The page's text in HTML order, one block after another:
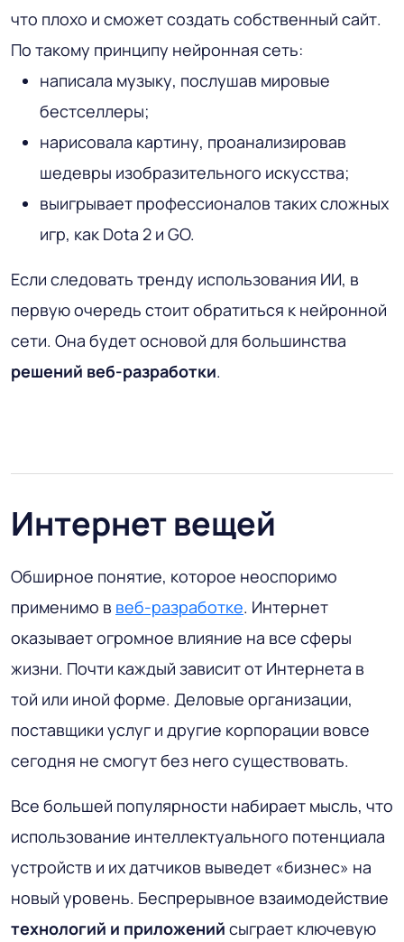
что плохо и сможет создать собственный сайт.
По такому принципу нейронная сеть:
написала музыку, послушав мировые
бестселлеры;
нарисовала картину, проанализировав
шедевры изобразительного искусства;
выигрывает профессионалов таких сложных
игр, как Dota 2 и GO.
Если следовать тренду использования ИИ, в
первую очередь стоит обратиться к нейронной
сети. Она будет основой для большинства
решений веб-разработки.
Интернет вещей
Обширное понятие, которое неоспоримо
применимо в веб-разработке. Интернет
оказывает огромное влияние на все сферы
жизни. Почти каждый зависит от Интернета в
той или иной форме. Деловые организации,
поставщики услуг и другие корпорации вовсе
сегодня не смогут без него существовать.
Все большей популярности набирает мысль, что
использование интеллектуального потенциала
устройств и их датчиков выведет «бизнес» на
новый уровень. Беспрерывное взаимодействие
технологий и приложений сыграет ключевую